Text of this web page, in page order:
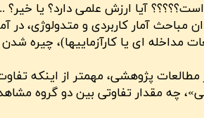
آیا ارزش علمی دارد؟ یا خیر؟
مباحث آمار کاربردی و متدولوژی،
ای یا کارآزماییها)، چیره
مطالعات پژوهشی، مهمتر از اینکه
چه مقدار تفاوتی بین دو گروه